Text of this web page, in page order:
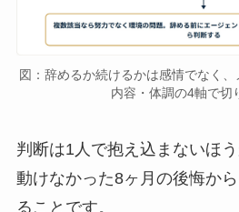
図：辞めるか続けるかは感情でなく
内容・体調の4軸で切
判断は1人で抱え込まないほ
動けなかった8ヶ月の後悔か
ることです。